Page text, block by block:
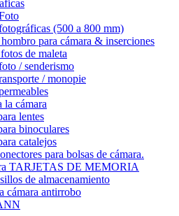
(500 a 800 mm)
para cámara & inserciones
de maleta
/ senderismo
/ monopie
la cámara
lentes
binoculares
catalejos
para bolsas de cámara.
TARJETAS DE MEMORIA
de almacenamiento
cámara antirrobo